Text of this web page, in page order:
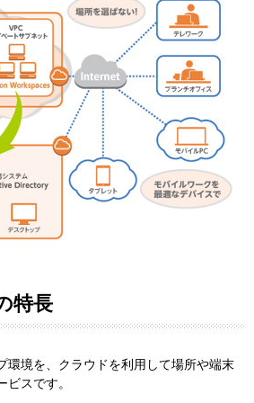
特長
環境を、クラウドを利用して場所や端末
スです。